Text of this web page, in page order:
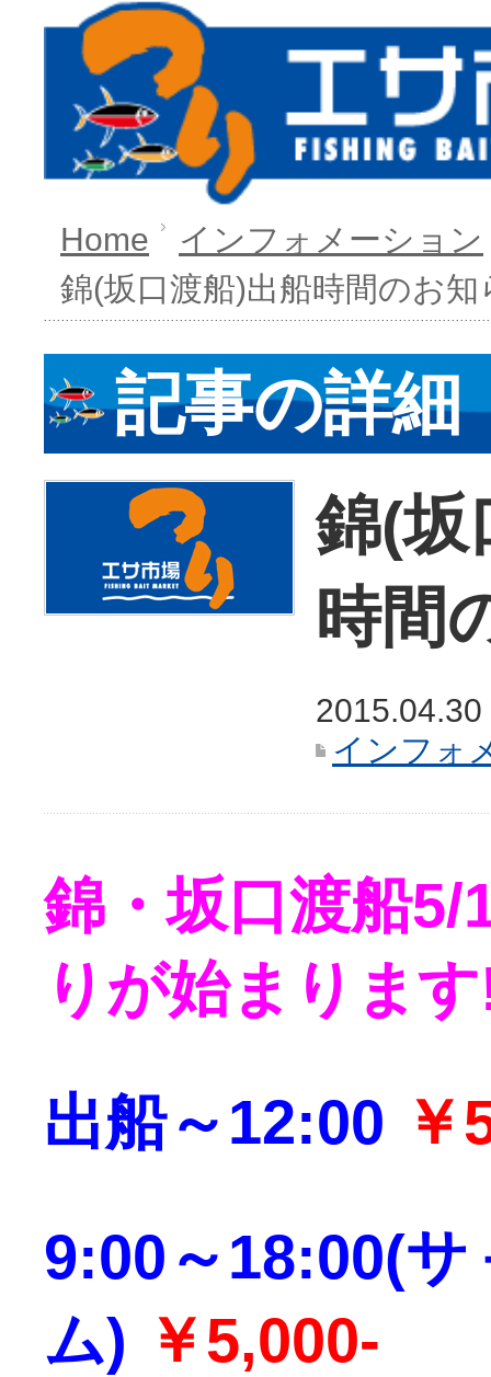
Home
インフォメーション
錦(坂口渡船)出船時間のお知
記事の詳細
錦(坂
時間
2015.04.30
インフォ
錦・坂口渡船5/
りが始まりま
出船～12:00 ￥
9:00～18:00(サ
ム) ￥5,000-